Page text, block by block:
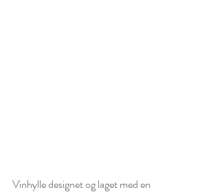
Vinhylle designet og laget med en